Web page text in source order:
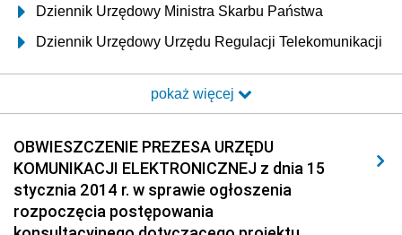
Dziennik Urzędowy Ministra Skarbu Państwa
Dziennik Urzędowy Urzędu Regulacji Telekomunikacji
Dziennik Urzędowy Ministra Transportu i Budownictwa
Elektronicznej
2026
pokaż więcej
OBWIESZCZENIE PREZESA URZĘDU
KOMUNIKACJI ELEKTRONICZNEJ z dnia 15
stycznia 2014 r. w sprawie ogłoszenia
rozpoczęcia postępowania